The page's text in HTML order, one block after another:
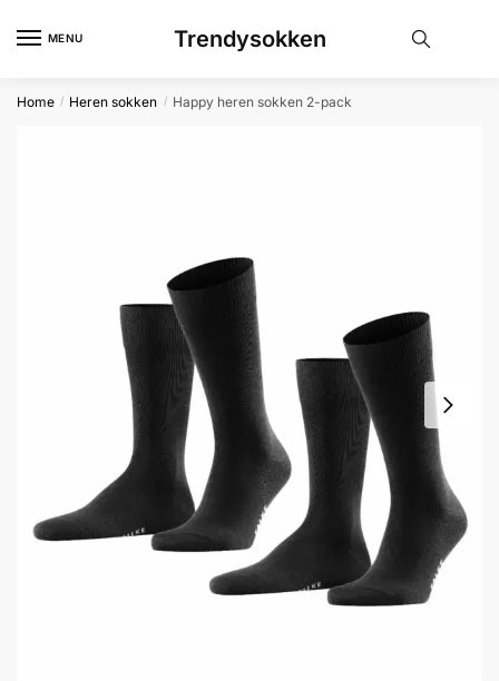
MENU Trendysokken
Home / Heren sokken / Happy heren sokken 2-pack